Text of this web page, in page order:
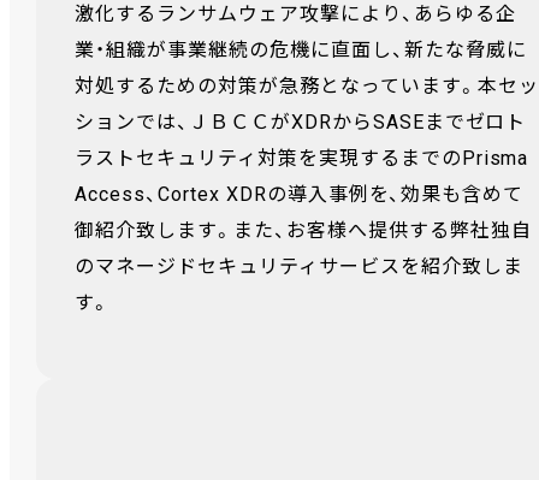
激化するランサムウェア攻撃により、あらゆる企
業・組織が事業継続の危機に直面し、新たな脅威に
対処するための対策が急務となっています。本セッ
ションでは、ＪＢＣＣがXDRからSASEまでゼロト
ラストセキュリティ対策を実現するまでのPrisma
Access、Cortex XDRの導入事例を、効果も含めて
御紹介致します。また、お客様へ提供する弊社独自
のマネージドセキュリティサービスを紹介致しま
す。